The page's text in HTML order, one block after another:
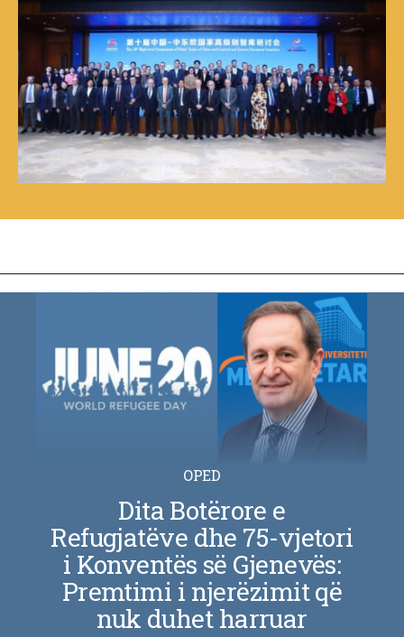
OPED
Dita Botërore e
Refugjatëve dhe 75-vjetori
i Konventës së Gjenevës:
Premtimi i njerëzimit që
nuk duhet harruar